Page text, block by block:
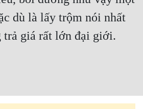
dù là lấy trộm nói nhất
trả giá rất lớn đại giới.